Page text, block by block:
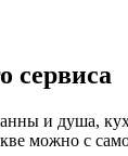
сервиса
и душа,
можно с